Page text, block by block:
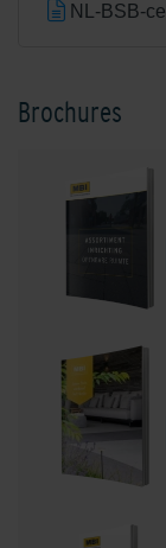
Brochures